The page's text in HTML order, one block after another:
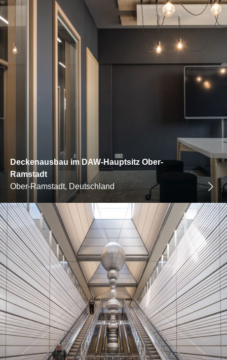
Deckenausbau im DAW-Hauptsitz Ober-
Ramstadt
Ober-Ramstadt, Deutschland